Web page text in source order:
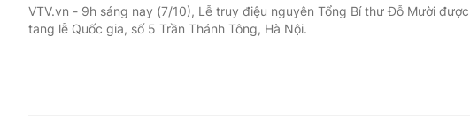
VTV.vn - 9h sáng nay (7/10), Lễ truy điệu nguyên Tổng Bí thư Đỗ Mười
tang lễ Quốc gia, số 5 Trần Thánh Tông, Hà Nội.